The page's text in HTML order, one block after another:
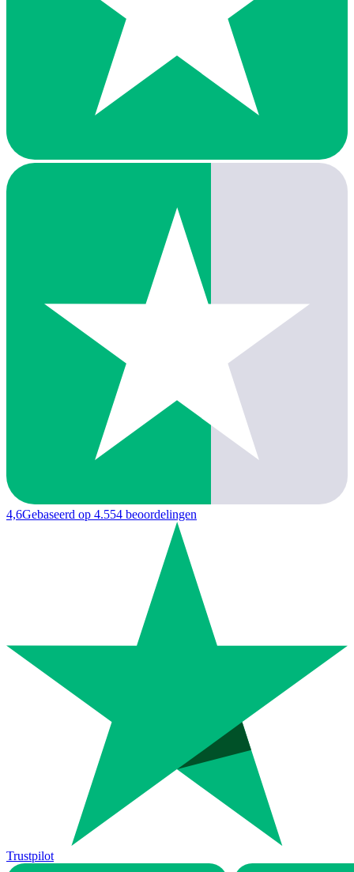
4,6Gebaseerd op 4.554 beoordelingen
Trustpilot